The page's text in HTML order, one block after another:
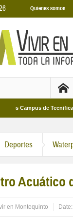
Quienes somos…
de Tecnificación
Deportes
Acuático
en Montequinto Date: